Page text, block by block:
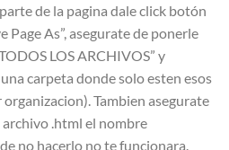
de la pagina dale click botón
Page As”, asegurate de ponerle
LOS ARCHIVOS” y
carpeta donde solo esten esos
Tambien asegurate
.html el nombre
no hacerlo no te funcionara.